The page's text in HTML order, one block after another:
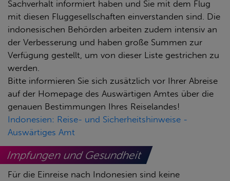
Sachverhalt informiert haben und Sie mit dem Flug
mit diesen Fluggesellschaften einverstanden sind. Die
indonesischen Behörden arbeiten zudem intensiv an
der Verbesserung und haben große Summen zur
Verfügung gestellt, um von dieser Liste gestrichen zu
werden.
Bitte informieren Sie sich zusätzlich vor Ihrer Abreise
auf der Homepage des Auswärtigen Amtes über die
genauen Bestimmungen Ihres Reiselandes!
Indonesien: Reise- und Sicherheitshinweise -
Auswärtiges Amt
Impfungen und Gesundheit
Für die Einreise nach Indonesien sind keine